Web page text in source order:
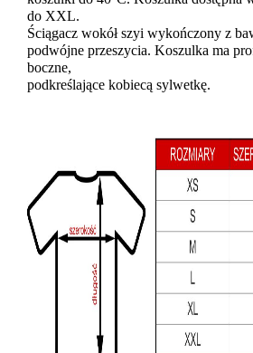
do XXL.
Ściągacz wokół szyi wykończony z
podwójne przeszycia. Koszulka ma
boczne,
podkreślające kobiecą sylwetkę.